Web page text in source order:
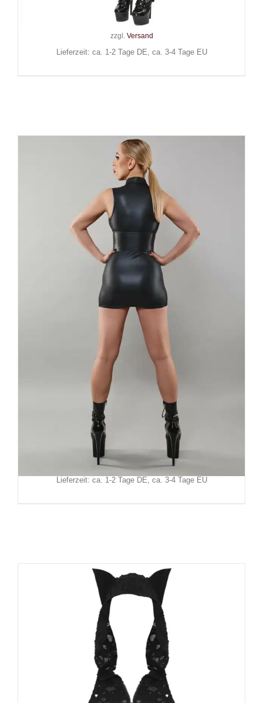
99,90€
Inkl. MwSt.
zzgl. Versand
Lieferzeit: ca. 1-2 Tage DE, ca. 3-4 Tage EU
Demoniq Kleid Rafaela
Inkl. MwSt.
zzgl.
Versand
Lieferzeit: ca. 1-2 Tage DE, ca. 3-4 Tage EU